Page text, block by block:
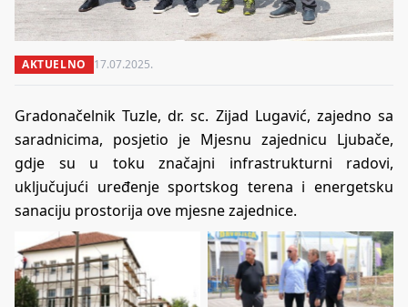
AKTUELNO 17.07.2025.
Gradonačelnik Tuzle, dr. sc. Zijad Lugavić, zajedno sa
saradnicima, posjetio je Mjesnu zajednicu Ljubače,
gdje su u toku značajni infrastrukturni radovi,
uključujući uređenje sportskog terena i energetsku
sanaciju prostorija ove mjesne zajednice.